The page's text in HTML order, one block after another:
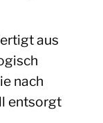
aus
nach
entsorgt